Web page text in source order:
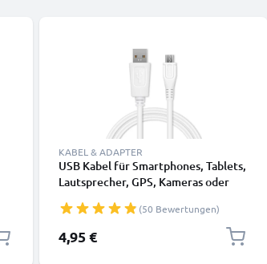
KABEL & ADAPTER
USB Kabel für Smartphones, Tablets,
Lautsprecher, GPS, Kameras oder
Datenkabel weiß(50 Bewertungen)
4,95 €